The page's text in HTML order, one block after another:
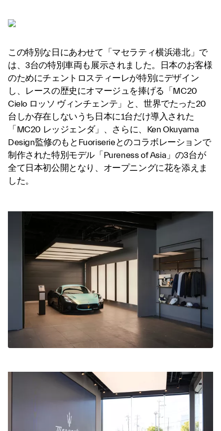
この特別な日にあわせて「マセラティ横浜港北」で
は、3台の特別車両も展示されました。日本のお客様
のためにチェントロスティーレが特別にデザイン
し、レースの歴史にオマージュを捧げる「MC20
Cielo ロッソ ヴィンチェンテ」と、世界でたった20
台しか存在しないうち日本に1台だけ導入された
「MC20 レッジェンダ」、さらに、Ken Okuyama
Design監修のもとFuoriserieとのコラボレーションで
制作された特別モデル「Pureness of Asia」の3台が
全て日本初公開となり、オープニングに花を添えま
した。